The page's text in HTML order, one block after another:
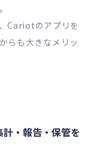
Cariotのアプリを
らも大きなメリッ
・報告・保管を